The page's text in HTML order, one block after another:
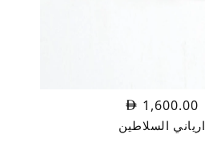
1,600.00
ارياني السلاطين